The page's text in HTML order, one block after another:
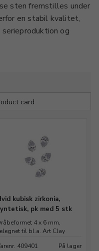
sten fremstilles under
en stabil kvalitet,
og
giver smykker et flot
dem oplagte til ringe,
i kombination med
men kan også
af design og
gør dem særligt
hvor præcision
designs eller
syntetiske facetsten
med flot farvespil
kubisk zirkonia,
pk med 5 stk
4 x 6 mm,
til bl.a. Art Clay
409401
På lager